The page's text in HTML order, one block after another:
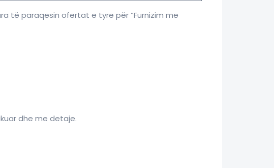
të paraqesin ofertat e tyre për “Furnizim me
dhe me detaje.